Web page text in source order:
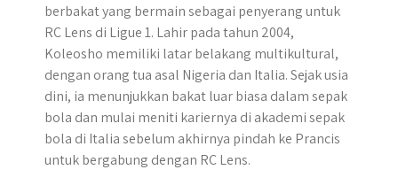
berbakat yang bermain sebagai penyerang untuk
RC Lens di Ligue 1. Lahir pada tahun 2004,
Koleosho memiliki latar belakang multikultural,
dengan orang tua asal Nigeria dan Italia. Sejak usia
dini, ia menunjukkan bakat luar biasa dalam sepak
bola dan mulai meniti kariernya di akademi sepak
bola di Italia sebelum akhirnya pindah ke Prancis
untuk bergabung dengan RC Lens.